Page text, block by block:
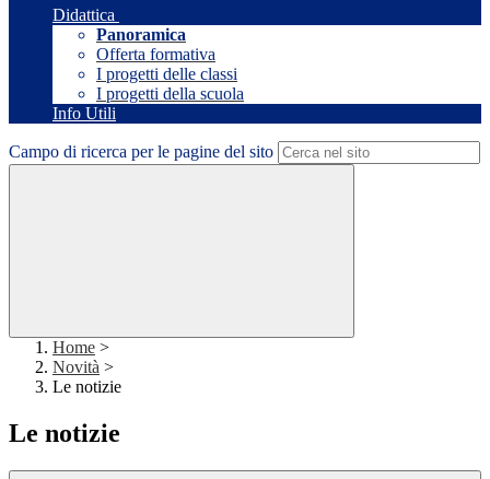
Didattica
Panoramica
Offerta formativa
I progetti delle classi
I progetti della scuola
Info Utili
Campo di ricerca per le pagine del sito
Home >
Novità >
Le notizie
Le notizie